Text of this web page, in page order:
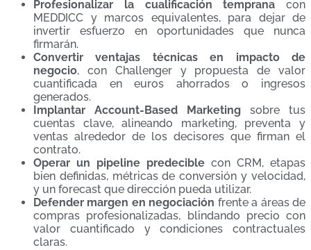
Profesionalizar la cualificación temprana con
MEDDICC y marcos equivalentes, para dejar de
invertir esfuerzo en oportunidades que nunca
firmarán.
Convertir ventajas técnicas en impacto de
negocio, con Challenger y propuesta de valor
cuantificada en euros ahorrados o ingresos
generados.
Implantar Account-Based Marketing sobre tus
cuentas clave, alineando marketing, preventa y
ventas alrededor de los decisores que firman el
contrato.
Operar un pipeline predecible con CRM, etapas
bien definidas, métricas de conversión y velocidad,
y un forecast que dirección pueda utilizar.
Defender margen en negociación frente a áreas de
compras profesionalizadas, blindando precio con
valor cuantificado y condiciones contractuales
claras.